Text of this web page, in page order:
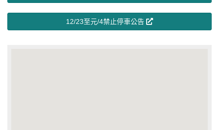
12/23至元/4禁止停車公告